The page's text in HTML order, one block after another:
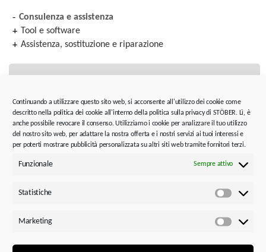
Continuando a utilizzare questo sito web, si acconsente all'utilizzo dei cookie come
descritto nella politica dei cookie all'interno della politica sulla privacy di STÖBER. Lì, è
anche possibile revocare il consenso. Utilizziamo i cookie per analizzare il tuo utilizzo
del nostro sito web, per adattare la nostra offerta e i nostri servizi ai tuoi interessi e
per poterti mostrare pubblicità personalizzata su altri siti web tramite fornitori terzi.
Funzionale Sempre attivo
Statistiche
Marketing
Consulenza e assistenza
Tool e software
Assistenza, sostituzione e riparazione
Approfittate della competenza dei nostri ingegneri
applicativi dei centri di vendita o contattate il nostro
supporto di primo livello.
Contattateci!